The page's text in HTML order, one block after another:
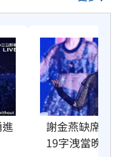
謝金燕缺席
19字洩當晚行